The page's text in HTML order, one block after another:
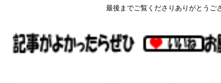
最後までご覧くださりありがとうご